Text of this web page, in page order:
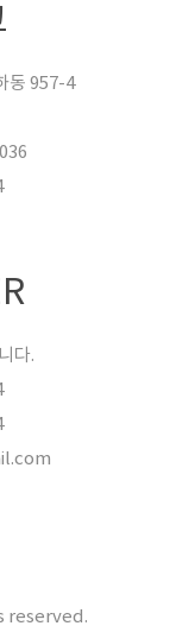
동 957-4
다.
reserved.